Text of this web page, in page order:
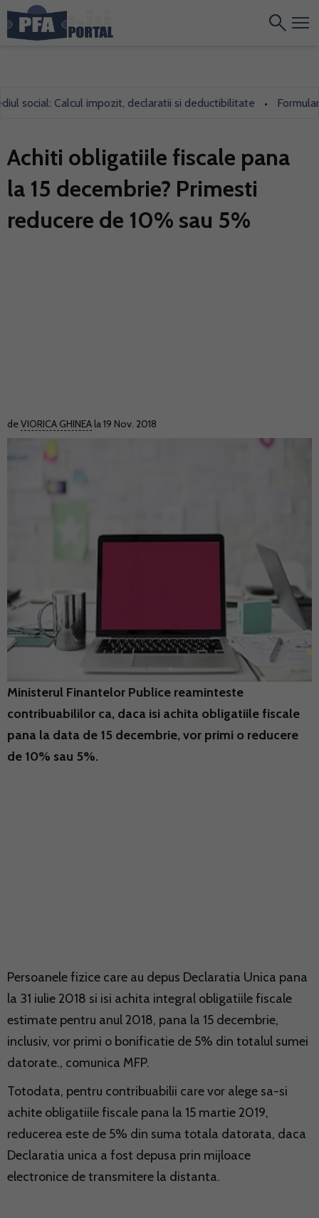
social: Calcul impozit, declaratii si deductibilitate •
Achiti obligatiile fiscale pana
la 15 decembrie? Primesti
reducere de 10% sau 5%
deVIORICA GHINEA la 19 Nov. 2018
Ministerul Finantelor Publice reaminteste
contribuabililor ca, daca isi achita obligatiile fiscale
pana la data de 15 decembrie, vor primi o reducere
de 10% sau 5%.
Persoanele fizice care au depus Declaratia Unica pana
la 31 iulie 2018 si isi achita integral obligatiile fiscale
estimate pentru anul 2018, pana la 15 decembrie,
inclusiv, vor primi o bonificatie de 5% din totalul sumei
datorate., comunica MFP.
Totodata, pentru contribuabilii care vor alege sa-si
achite obligatiile fiscale pana la 15 martie 2019,
reducerea este de 5% din suma totala datorata, daca
Declaratia unica a fost depusa prin mijloace
electronice de transmitere la distanta.